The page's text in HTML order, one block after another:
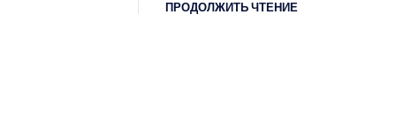
ПРОДОЛЖИТЬ ЧТЕНИЕ